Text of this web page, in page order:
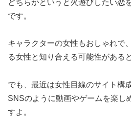
どちらかというと火遊びしたい恋
です。
キャラクターの女性もおしゃれで
る女性と知り合える可能性がある
でも、最近は女性目線のサイト構
SNSのように動画やゲームを楽し
すよ。